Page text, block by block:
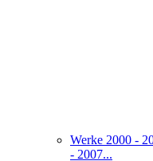
Werke 2000 -
- 2007...